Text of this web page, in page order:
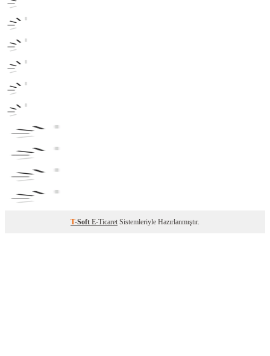
T-Soft E-Ticaret Sistemleriyle Hazırlanmıştır.